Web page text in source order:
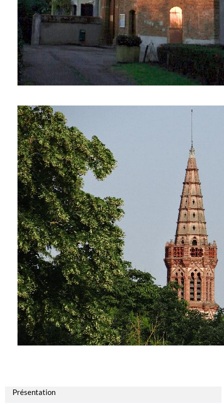
Présentation